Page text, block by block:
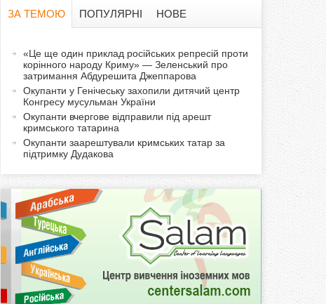
а
ф
о
р
м
а
o
n
a
l
ЗА ТЕМОЮ
в
в
к
ПОПУЛЯРНІ НОВЕ
«Це ще один приклад російських репресій проти
корінного народу Криму» — Зеленський про
затримання Абдурешита Джеппарова
Окупанти у Генічеську захопили дитячий центр
Конгресу мусульман України
Окупанти вчергове відправили під арешт
кримського татарина
Окупанти заарештували кримських татар за
підтримку Дудакова